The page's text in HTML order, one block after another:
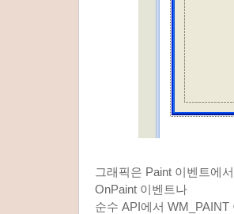
그래픽은 Paint 이벤트에
OnPaint 이벤트나
순수 API에서